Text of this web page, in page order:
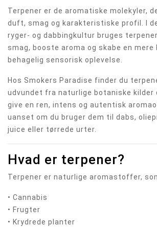
Terpener er de aromatiske molekyler,
duft, smag og karakteristiske profil. I
ryger- og dabbingkultur bruges
smag, booste aroma og skabe en mere
behagelig sensorisk oplevelse.
Hos Smokers Paradise finder du
udvundet fra naturlige botaniske kilder
give en ren, intens og autentisk
uanset om du bruger dem til dabs,
juice eller tørrede urter.
Hvad er terpener?
Terpener er naturlige aromastoffer,
• Cannabis
• Frugter
• Krydrede planter